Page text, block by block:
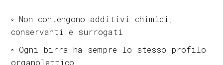
◦ Non contengono additivi chimici,
conservanti e surrogati
◦ Ogni birra ha sempre lo stesso profilo
organolettico